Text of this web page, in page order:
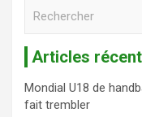
r
c
Articles
Mondial U18 de
fait trembler